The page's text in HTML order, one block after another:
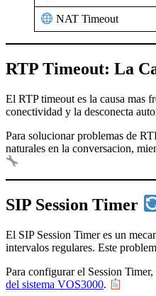
NAT Timeout
RTP Timeout: La
El RTP timeout es la causa mas
conectividad y la desconecta
Para solucionar problemas de
naturales en la conversacion,
SIP Session Timer
El SIP Session Timer es un
intervalos regulares. Este
Para configurar el Session
del sistema VOS3000.